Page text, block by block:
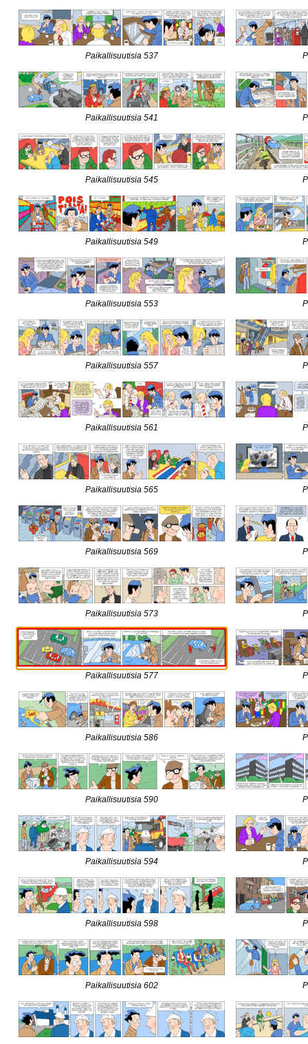
Paikallisuutisia 537
Paikallisuutisia 541
Paikallisuutisia 545
Paikallisuutisia 549
Paikallisuutisia 553
Paikallisuutisia 557
Paikallisuutisia 561
Paikallisuutisia 565
Paikallisuutisia 569
Paikallisuutisia 573
Paikallisuutisia 577
Paikallisuutisia 586
Paikallisuutisia 590
Paikallisuutisia 594
Paikallisuutisia 598
Paikallisuutisia 602